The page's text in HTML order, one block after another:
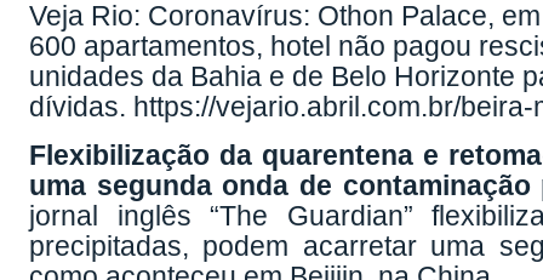
Veja Rio: Coronavírus: Othon Palace,
600 apartamentos, hotel não pagou
unidades da Bahia e de Belo Horizonte
dívidas. https://vejario.abril.com.br/
Flexibilização da quarentena e
uma segunda onda de
jornal inglês “The Guardian”
precipitadas, podem acarretar uma